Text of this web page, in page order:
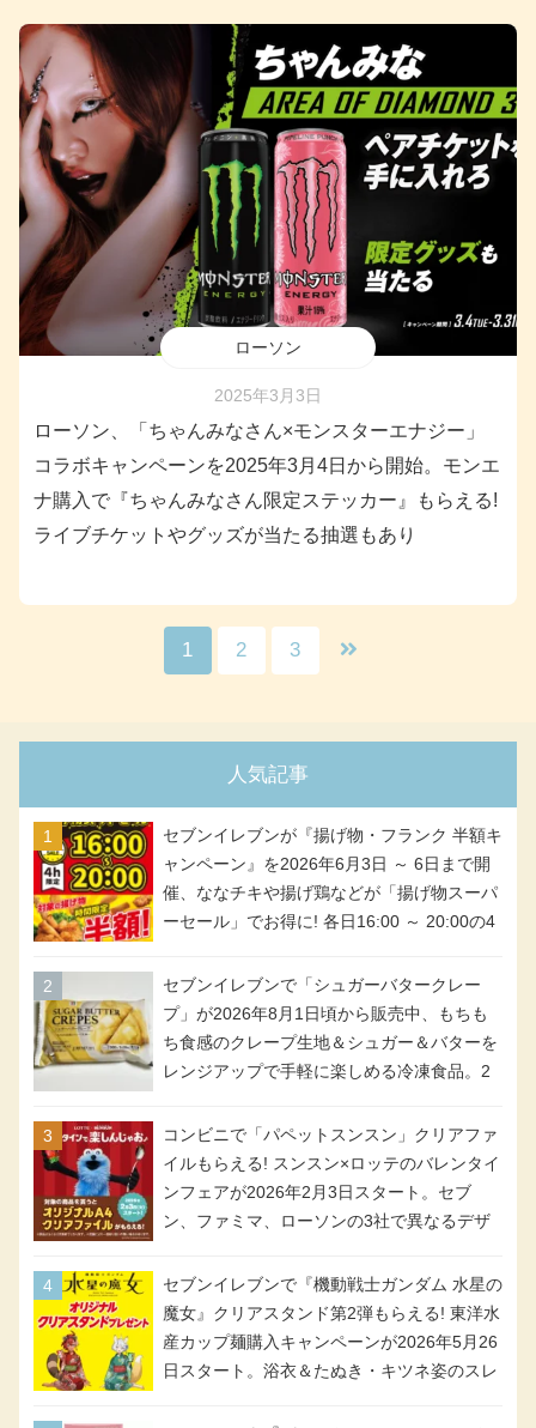
ローソン
2025年3月3日
ローソン、「ちゃんみなさん×モンスターエナジー」
コラボキャンペーンを2025年3月4日から開始。モンエ
ナ購入で『ちゃんみなさん限定ステッカー』もらえる!
ライブチケットやグッズが当たる抽選もあり
1 2 3
人気記事
セブンイレブンが『揚げ物・フランク 半額キ
ャンペーン』を2026年6月3日 ～ 6日まで開
催、ななチキや揚げ鶏などが「揚げ物スーパ
ーセール」でお得に! 各日16:00 ～ 20:00の4
アメリカンドッグが税抜き69円!
セブンイレブンで「シュガーバタークレー
プ」が2026年8月1日頃から販売中、もちも
ち食感のクレープ生地＆シュガー＆バターを
レンジアップで手軽に楽しめる冷凍食品。2
コンビニで「パペットスンスン」クリアファ
イルもらえる! スンスン×ロッテのバレンタイ
ンフェアが2026年2月3日スタート。セブ
ン、ファミマ、ローソンの3社で異なるデザ
セブンイレブンで『機動戦士ガンダム 水星の
魔女』クリアスタンド第2弾もらえる! 東洋水
産カップ麺購入キャンペーンが2026年5月26
日スタート。浴衣＆たぬき・キツネ姿のスレ